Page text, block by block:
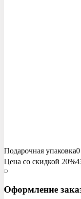
Подарочная упаковка
Цена со скидкой 20%
Оформление